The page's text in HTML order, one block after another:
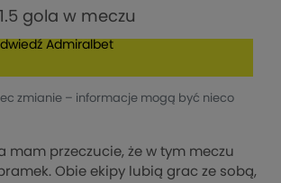
gola w meczu
Admiralbet
zmianie – informacje mogą być nieco
mam przeczucie, że w tym meczu
Obie ekipy lubią grac ze sobą,